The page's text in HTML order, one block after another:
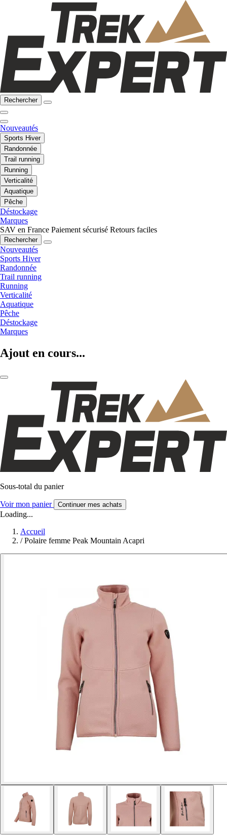
Rechercher
Nouveautés
Sports Hiver
Randonnée
Trail running
Running
Verticalité
Aquatique
Pêche
Déstockage
Marques
SAV en France Paiement sécurisé Retours faciles
Rechercher
Nouveautés
Sports Hiver
Randonnée
Trail running
Running
Verticalité
Aquatique
Pêche
Déstockage
Marques
Ajout en cours...
Sous-total du panier
Voir mon panier Continuer mes achats
Loading...
Accueil
/ Polaire femme Peak Mountain Acapri